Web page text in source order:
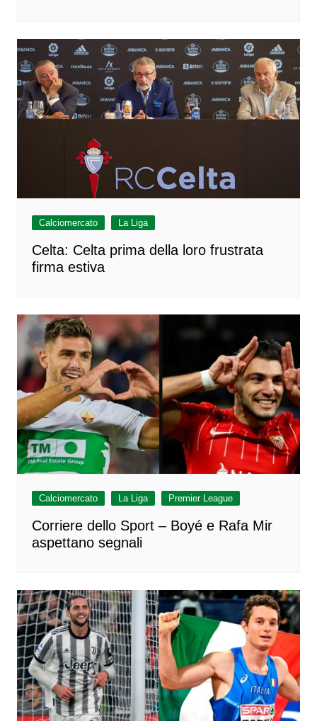
Calciomercato La Liga
Celta: Celta prima della loro frustrata
firma estiva
Calciomercato La Liga Premier League
Corriere dello Sport – Boyé e Rafa Mir
aspettano segnali